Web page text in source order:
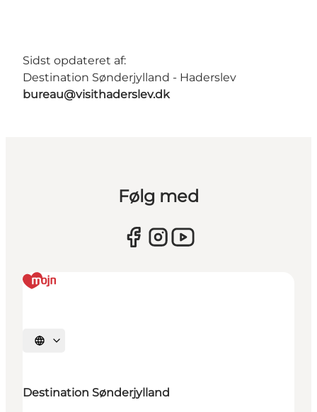
Sidst opdateret af:
Destination Sønderjylland - Haderslev
bureau@visithaderslev.dk
Følg med
Vælg sprog
Destination Sønderjylland